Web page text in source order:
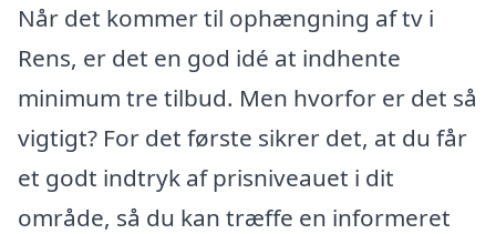
Når det kommer til ophængning af tv i
Rens, er det en god idé at indhente
minimum tre tilbud. Men hvorfor er det så
vigtigt? For det første sikrer det, at du får
et godt indtryk af prisniveauet i dit
område, så du kan træffe en informeret